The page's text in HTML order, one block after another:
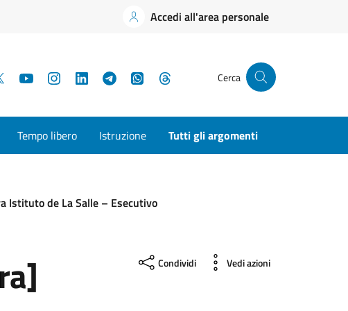
Accedi all'area personale
YouTubeInstagramLinkedInTelegramWhatsApp Cerca
Tempo libero Istruzione Tutti gli argomenti
Istituto de La Salle – Esecutivo
Condividi Vedi azioni